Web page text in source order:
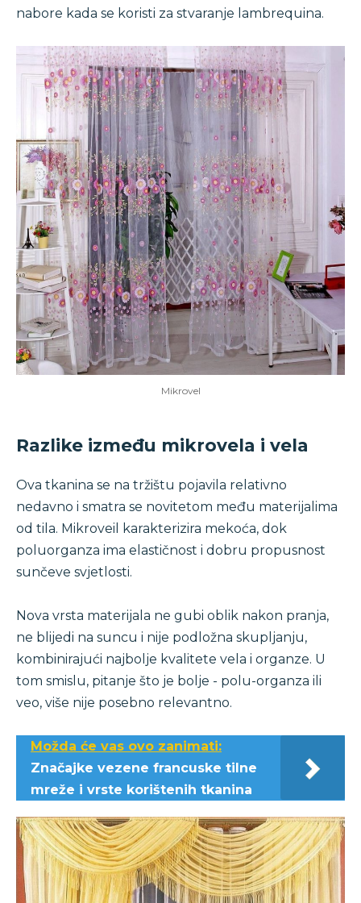
nabore kada se koristi za stvaranje lambrequina.
Mikrovel
Razlike između mikrovela i vela
Ova tkanina se na tržištu pojavila relativno
nedavno i smatra se novitetom među materijalima
od tila. Mikroveil karakterizira mekoća, dok
poluorganza ima elastičnost i dobru propusnost
sunčeve svjetlosti.
Nova vrsta materijala ne gubi oblik nakon pranja,
ne blijedi na suncu i nije podložna skupljanju,
kombinirajući najbolje kvalitete vela i organze. U
tom smislu, pitanje što je bolje - polu-organza ili
veo, više nije posebno relevantno.
Možda će vas ovo zanimati:
Značajke vezene francuske tilne
mreže i vrste korištenih tkanina